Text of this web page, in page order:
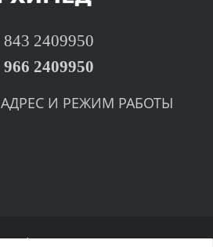
843 2409950
966 2409950
АДРЕС И РЕЖИМ РАБОТЫ
2002-2016